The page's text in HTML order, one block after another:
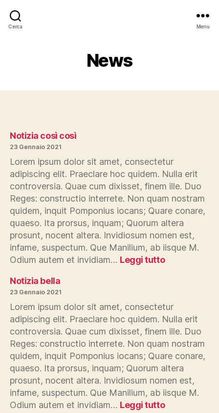
Cerca Menu
News
Notizia così così
23 Gennaio 2021
Lorem ipsum dolor sit amet, consectetur
adipiscing elit. Praeclare hoc quidem. Nulla erit
controversia. Quae cum dixisset, finem ille. Duo
Reges: constructio interrete. Non quam nostram
quidem, inquit Pomponius iocans; Quare conare,
quaeso. Ita prorsus, inquam; Quorum altera
prosunt, nocent altera. Invidiosum nomen est,
infame, suspectum. Que Manilium, ab iisque M.
Odium autem et invidiam… Leggi tutto:
Notizia bella
23 Gennaio 2021
Lorem ipsum dolor sit amet, consectetur
adipiscing elit. Praeclare hoc quidem. Nulla erit
controversia. Quae cum dixisset, finem ille. Duo
Reges: constructio interrete. Non quam nostram
quidem, inquit Pomponius iocans; Quare conare,
quaeso. Ita prorsus, inquam; Quorum altera
prosunt, nocent altera. Invidiosum nomen est,
infame, suspectum. Que Manilium, ab iisque M.
Odium autem et invidiam… Leggi tutto: